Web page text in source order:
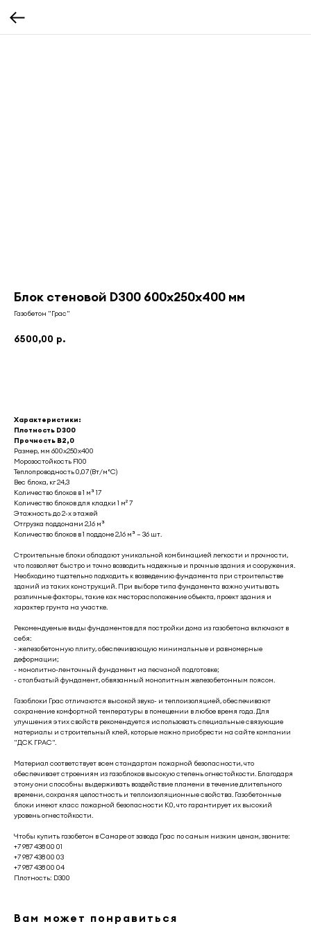
Блок стеновой D300 600x250x400 мм
Газобетон "Грас"
6500,00 р.
Характеристики:
Плотность D300
Прочность B2,0
Размер, мм 600x250x400
Морозостойкость F100
Теплопроводность 0,07 (Вт/м°С)
Вес блока, кг 24,3
Количество блоков в 1 м³ 17
Количество блоков для кладки 1 м² 7
Этажность до 2-х этажей
Отгрузка поддонами 2,16 м³
Количество блоков в 1 поддоне 2,16 м³ — 36 шт.
Строительные блоки обладают уникальной комбинацией легкости и прочности,
что позволяет быстро и точно возводить надежные и прочные здания и сооружения.
Необходимо тщательно подходить к возведению фундамента при строительстве
зданий из таких конструкций. При выборе типа фундамента важно учитывать
различные факторы, такие как месторасположение объекта, проект здания и
характер грунта на участке.
Рекомендуемые виды фундаментов для постройки дома из газобетона включают в
себя:
- железобетонную плиту, обеспечивающую минимальные и равномерные
деформации;
- монолитно-ленточный фундамент на песчаной подготовке;
- столбчатый фундамент, обвязанный монолитным железобетонным поясом.
Газоблоки Грас отличаются высокой звуко- и теплоизоляцией, обеспечивают
сохранение комфортной температуры в помещении в любое время года. Для
улучшения этих свойств рекомендуется использовать специальные связующие
материалы и строительный клей, которые можно приобрести на сайте компании
"ДСК ГРАС".
Материал соответствует всем стандартам пожарной безопасности, что
обеспечивает строениям из газоблоков высокую степень огнестойкости. Благодаря
этому они способны выдерживать воздействие пламени в течение длительного
времени, сохраняя целостность и теплоизоляционные свойства. Газобетонные
блоки имеют класс пожарной безопасности К0, что гарантирует их высокий
уровень огнестойкости.
Чтобы купить газобетон в Самаре от завода Грас по самым низким ценам, звоните:
+7 987 438 00 01
+7 987 438 00 03
+7 987 438 00 04
Плотность: D300
Вам может понравиться